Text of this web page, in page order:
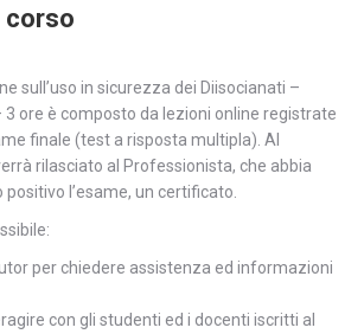
corso
sull’uso in sicurezza dei Diisocianati –
3 ore è composto da lezioni online registrate
finale (test a risposta multipla). Al
rilasciato al Professionista, che abbia
l’esame, un certificato.
per chiedere assistenza ed informazioni
con gli studenti ed i docenti iscritti al